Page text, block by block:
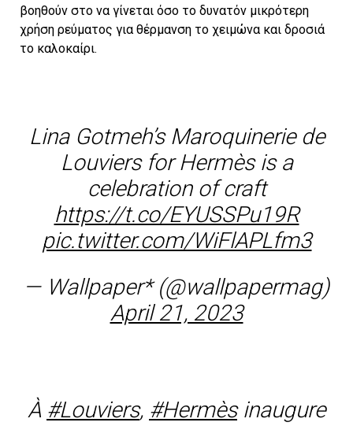
βοηθούν στο να γίνεται όσο το δυνατόν μικρότερη
χρήση ρεύματος για θέρμανση το χειμώνα και δροσιά
το καλοκαίρι.
Lina Gotmeh’s Maroquinerie de
Louviers for Hermès is a
celebration of craft
https://t.co/EYUSSPu19R
pic.twitter.com/WiFlAPLfm3
— Wallpaper* (@wallpapermag)
April 21, 2023
À #Louviers, #Hermèsinaugure